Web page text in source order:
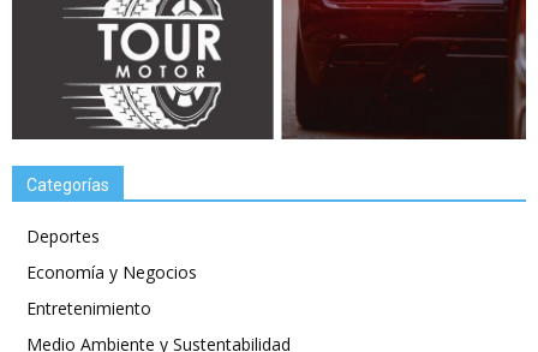
Categorías
Deportes
Economía y Negocios
Entretenimiento
Medio Ambiente y Sustentabilidad